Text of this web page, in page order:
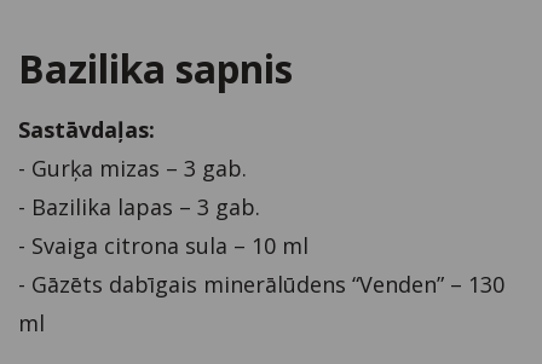
Bazilika sapnis
Sastāvdaļas:
- Gurķa mizas – 3 gab.
- Bazilika lapas – 3 gab.
- Svaiga citrona sula – 10 ml
- Gāzēts dabīgais minerālūdens “Venden” – 130
ml